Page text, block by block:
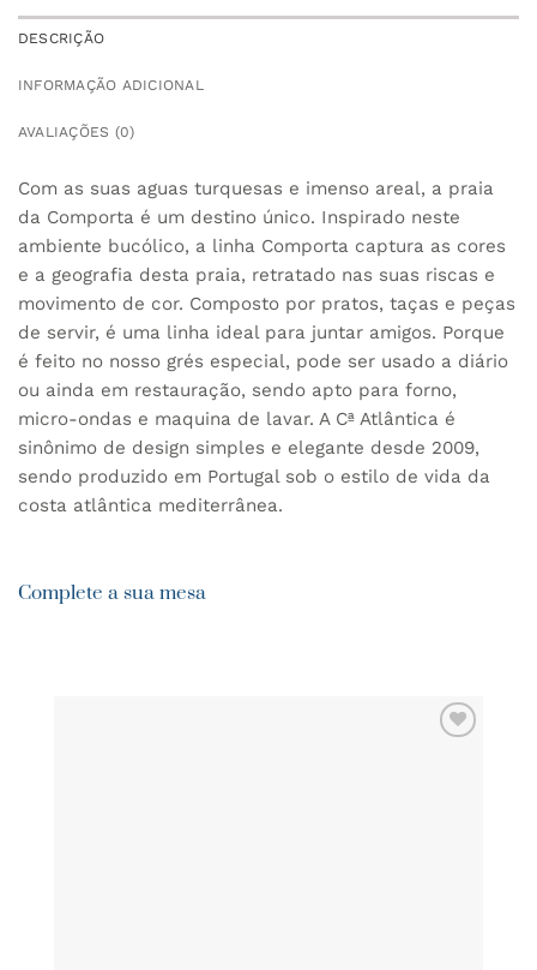
DESCRIÇÃO
INFORMAÇÃO ADICIONAL
AVALIAÇÕES (0)
Com as suas aguas turquesas e imenso areal, a praia
da Comporta é um destino único. Inspirado neste
ambiente bucólico, a linha Comporta captura as cores
e a geografia desta praia, retratado nas suas riscas e
movimento de cor. Composto por pratos, taças e peças
de servir, é uma linha ideal para juntar amigos. Porque
é feito no nosso grés especial, pode ser usado a diário
ou ainda em restauração, sendo apto para forno,
micro-ondas e maquina de lavar. A Cª Atlântica é
sinônimo de design simples e elegante desde 2009,
sendo produzido em Portugal sob o estilo de vida da
costa atlântica mediterrânea.
Complete a sua mesa